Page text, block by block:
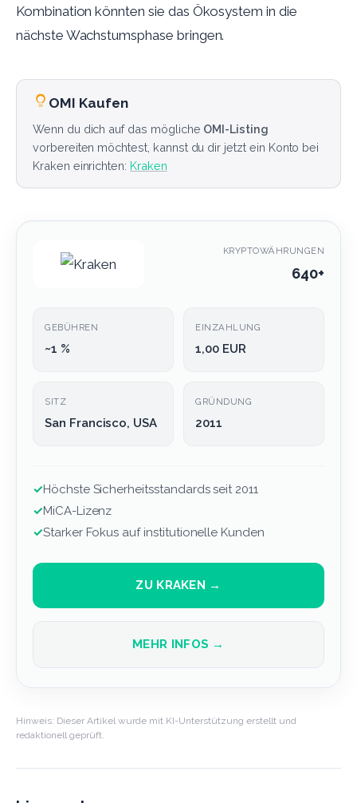
Kombination könnten sie das Ökosystem in die
nächste Wachstumsphase bringen.
OMI Kaufen
Wenn du dich auf das mögliche OMI-Listing
vorbereiten möchtest, kannst du dir jetzt ein Konto bei
Kraken einrichten: Kraken
KRYPTOWÄHRUNGEN
640+
GEBÜHREN
~1 %
EINZAHLUNG
1,00 EUR
SITZ
San Francisco, USA
GRÜNDUNG
2011
✓Höchste Sicherheitsstandards seit 2011
✓MiCA-Lizenz
✓Starker Fokus auf institutionelle Kunden
ZU KRAKEN →
MEHR INFOS →
Hinweis: Dieser Artikel wurde mit KI-Unterstützung erstellt und
redaktionell geprüft.